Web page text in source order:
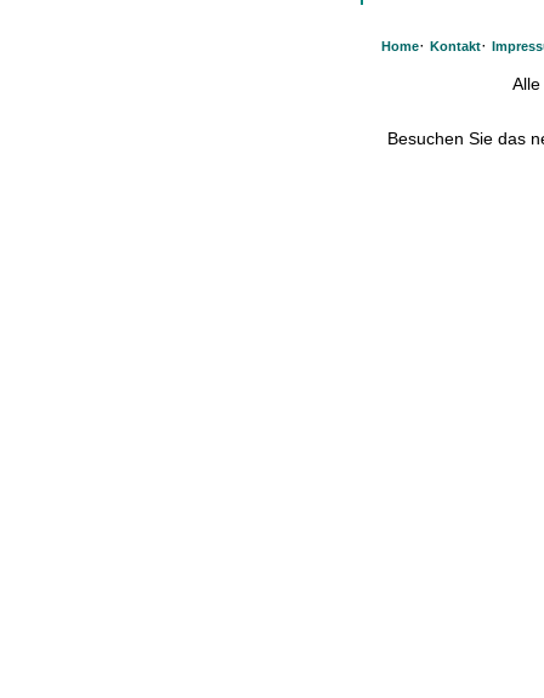
Home· Kontakt·
Besuchen Sie das